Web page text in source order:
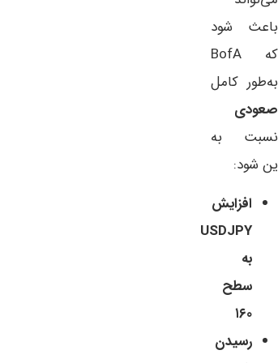
باعث شود
که BofA
به‌طور کامل
صعودی
نسبت به
ین شود:
افزایش
USDJPY
به
سطح
۱۶۰
رسیدن